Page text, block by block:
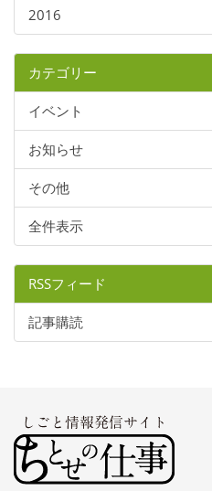
2016
カテゴリー
イベント
お知らせ
その他
全件表示
RSSフィード
記事購読